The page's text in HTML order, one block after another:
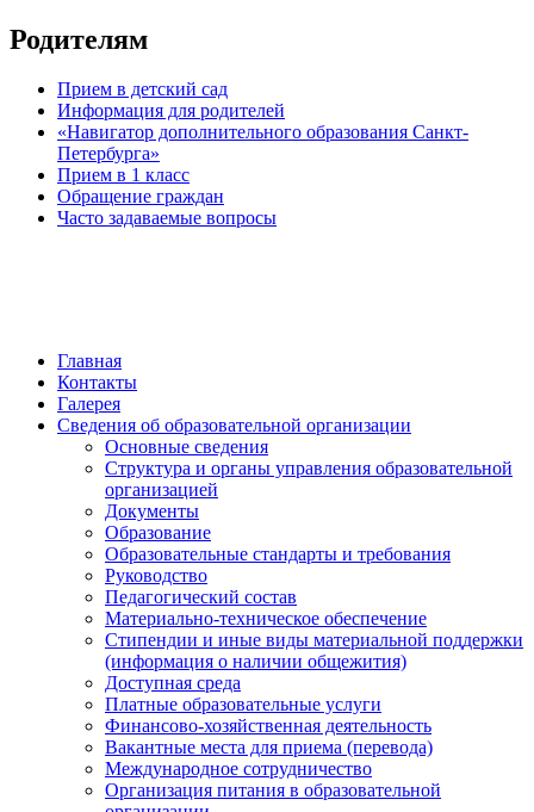
Родителям
Прием в детский сад
Информация для родителей
«Навигатор дополнительного образования Санкт-
Петербурга»
Прием в 1 класс
Обращение граждан
Часто задаваемые вопросы
Главная
Контакты
Галерея
Сведения об образовательной организации
Основные сведения
Структура и органы управления образовательной
организацией
Документы
Образование
Образовательные стандарты и требования
Руководство
Педагогический состав
Материально-техническое обеспечение
Стипендии и иные виды материальной поддержки
(информация о наличии общежития)
Доступная среда
Платные образовательные услуги
Финансово-хозяйственная деятельность
Вакантные места для приема (перевода)
Международное сотрудничество
Организация питания в образовательной